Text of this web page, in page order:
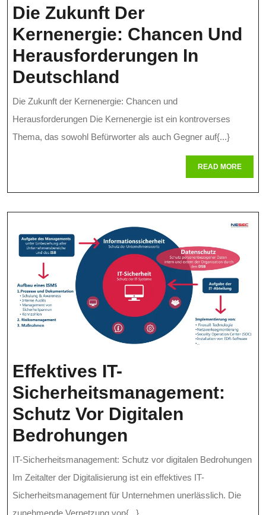
Die Zukunft Der
Kernenergie: Chancen Und
Herausforderungen In
Deutschland
Zukunft
Der
Kernenergie:
Chancen
In
Deutschland
Die Zukunft der Kernenergie: Chancen und
Herausforderungen Die Kernenergie ist ein kontroverses
Thema, das sowohl Befürworter als auch Gegner auf{...}
READ MOREREAD
MORE
Effektives IT-
Sicherheitsmanagement:
Schutz Vor Digitalen
Bedrohungen
IT-
Schutz
IT-Sicherheitsmanagement: Schutz vor digitalen Bedrohungen
Im Zeitalter der Digitalisierung ist ein effektives IT-
Sicherheitsmanagement für Unternehmen unerlässlich. Die